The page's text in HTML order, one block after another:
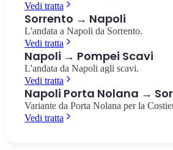
Vedi tratta
Sorrento → Napoli
L'andata a Napoli da Sorrento.
Vedi tratta
Napoli → Pompei Scavi
L'andata da Napoli agli scavi.
Vedi tratta
Napoli Porta Nolana →
Variante da Porta Nolana per la
Vedi tratta